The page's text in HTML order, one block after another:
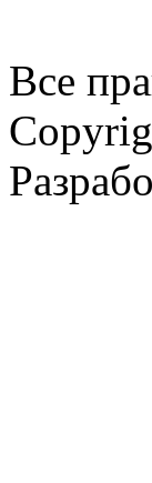
Все